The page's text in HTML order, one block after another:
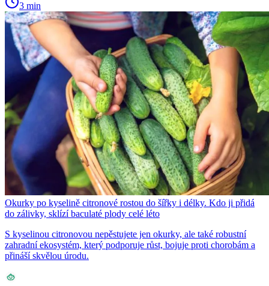
3 min
Okurky po kyselině citronové rostou do šířky i délky. Kdo ji přidá
do zálivky, sklízí baculaté plody celé léto
S kyselinou citronovou nepěstujete jen okurky, ale také robustní
zahradní ekosystém, který podporuje růst, bojuje proti chorobám a
přináší skvělou úrodu.